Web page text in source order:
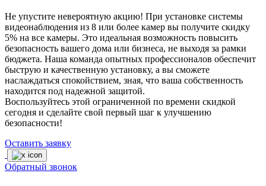
Не упустите невероятную акцию! При установке системы
видеонаблюдения из 8 или более камер вы получите скидку
5% на все камеры. Это идеальная возможность повысить
безопасность вашего дома или бизнеса, не выходя за рамки
бюджета. Наша команда опытных профессионалов обеспечит
быструю и качественную установку, а вы сможете
наслаждаться спокойствием, зная, что ваша собственность
находится под надежной защитой.
Воспользуйтесь этой ограниченной по времени скидкой
сегодня и сделайте свой первый шаг к улучшению
безопасности!
Оставить заявку
Обратный звонок